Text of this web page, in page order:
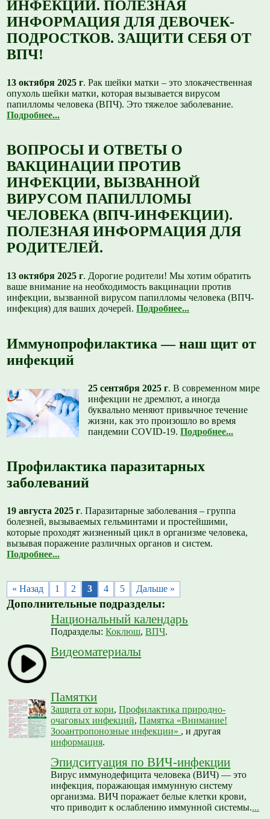
ИНФЕКЦИИ. ПОЛЕЗНАЯ
ИНФОРМАЦИЯ ДЛЯ ДЕВОЧЕК-
ПОДРОСТКОВ. ЗАЩИТИ СЕБЯ ОТ
ВПЧ!
13 октября 2025 г. Рак шейки матки – это злокачественная
опухоль шейки матки, которая вызывается вирусом
папилломы человека (ВПЧ). Это тяжелое заболевание.
Подробнее...
ВОПРОСЫ И ОТВЕТЫ О
ВАКЦИНАЦИИ ПРОТИВ
ИНФЕКЦИИ, ВЫЗВАННОЙ
ВИРУСОМ ПАПИЛЛОМЫ
ЧЕЛОВЕКА (ВПЧ-ИНФЕКЦИИ).
ПОЛЕЗНАЯ ИНФОРМАЦИЯ ДЛЯ
РОДИТЕЛЕЙ.
13 октября 2025 г. Дорогие родители! Мы хотим обратить
ваше внимание на необходимость вакцинации против
инфекции, вызванной вирусом папилломы человека (ВПЧ-
инфекция) для ваших дочерей.Подробнее...
Иммунопрофилактика — наш щит от
инфекций
25 сентября 2025 г.В современном мире
инфекции не дремлют, а иногда
буквально меняют привычное течение
жизни, как это произошло во время
пандемии COVID-19.Подробнее...
Профилактика паразитарных
заболеваний
19 августа 2025 г. Паразитарные заболевания – группа
болезней, вызываемых гельминтами и простейшими,
которые проходят жизненный цикл в организме человека,
вызывая поражение различных органов и систем.
Подробнее...
« Назад 1 2 3 4 5 Дальше »
Дополнительные подразделы:
Национальный календарь
Подразделы:Коклюш,ВПЧ.
Видеоматериалы
Памятки
Защита от кори,Профилактика природно-
очаговых инфекций,Памятка «Внимание!
Зооантропонозные инфекции» , и другая
информация.
Эпидситуация по ВИЧ-инфекции
Вирус иммунодефицита человека (ВИЧ) — это
инфекция, поражающая иммунную систему
организма. ВИЧ поражает белые клетки крови,
что приводит к ослаблению иммунной системы....